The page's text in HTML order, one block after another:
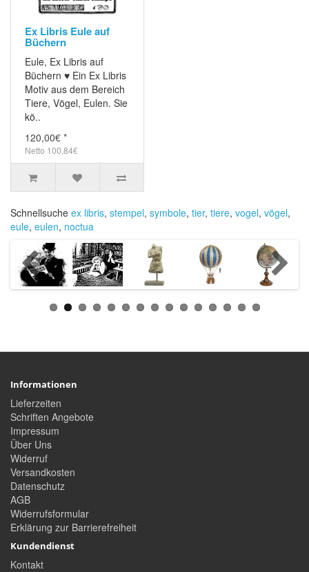
Ex Libris Eule auf
Büchern
Eule, Ex Libris auf
Büchern ♥ Ein Ex Libris
Motiv aus dem Bereich
Tiere, Vögel, Eulen. Sie
kö..
120,00€ *
Netto 100,84€
Schnellsuche ex libris, stempel, symbole, tier, tiere, vogel, vögel,
eule, eulen, noctua
Informationen
Lieferzeiten
Schriften Angebote
Impressum
Über Uns
Widerruf
Versandkosten
Datenschutz
AGB
Widerrufsformular
Erklärung zur Barrierefreiheit
Kundendienst
Kontakt